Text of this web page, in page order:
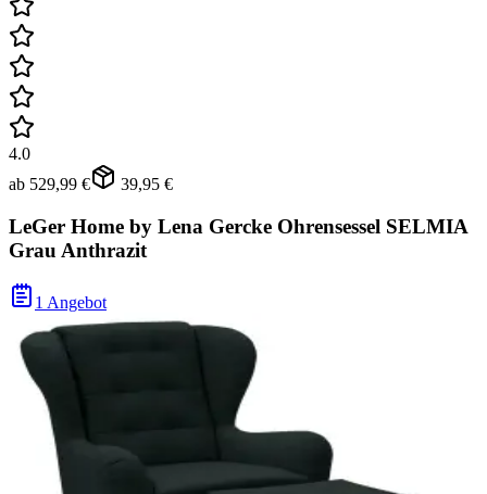
4.0
ab 529,99 € 39,95 €
LeGer Home by Lena Gercke Ohrensessel SELMIA
Grau Anthrazit
1 Angebot